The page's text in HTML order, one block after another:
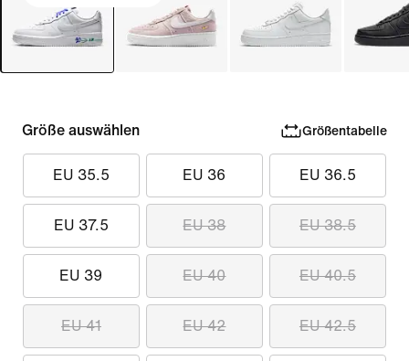
Größe auswählen Größentabelle
EU 35.5 EU 36 EU 36.5
EU 37.5 EU 38 EU 38.5
EU 39 EU 40 EU 40.5
EU 41 EU 42 EU 42.5